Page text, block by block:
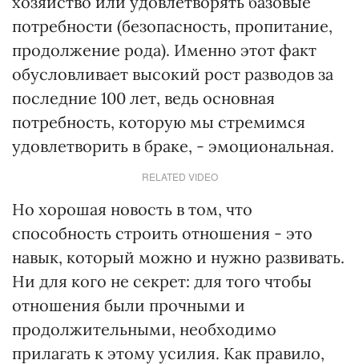
потребности (безопасность, пропитание,
продолжение рода). Именно этот факт
обусловливает высокий рост разводов за
последние 100 лет, ведь основная
потребность, которую мы стремимся
удовлетворить в браке, - эмоциональная.
RELATED VIDEO
Но хорошая новость в том, что
способность строить отношения - это
навык, который можно и нужно развивать.
Ни для кого не секрет: для того чтобы
отношения были прочными и
продолжительными, необходимо
прилагать к этому усилия. Как правило,